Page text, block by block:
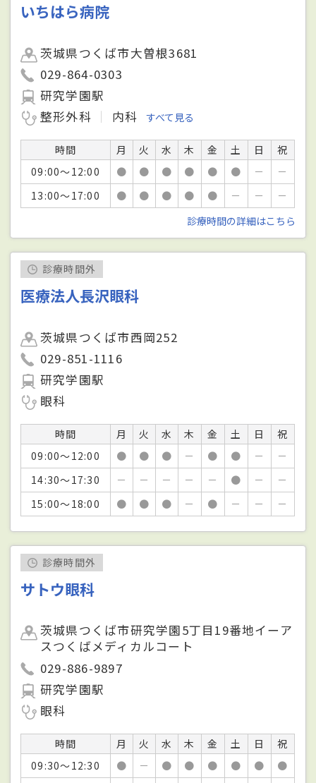
いちはら病院
茨城県つくば市大曽根3681
029-864-0303
研究学園駅
整形外科
内科 すべて見る
時間 月 火 水 木 金 土 日
祝
09:00～12:00
● ● ● ● ● ● －
－
13:00～17:00
● ● ● ● ● － －
－
診療時間の詳細はこちら
診療時間外
医療法人長沢眼科
茨城県つくば市西岡252
029-851-1116
研究学園駅
眼科
時間 月 火 水 木 金 土 日
祝
09:00～12:00
● ● ● － ● ● －
－
14:30～17:30
－ － － － － ● －
－
15:00～18:00
● ● ● － ● － － －
診療時間外
サトウ眼科
茨城県つくば市研究学園5丁目19番地イーア
スつくばメディカルコート
029-886-9897
研究学園駅
眼科
時間 月 火 水 木 金 土 日
祝
09:30～12:30
● － ● ● ● ● ●
●